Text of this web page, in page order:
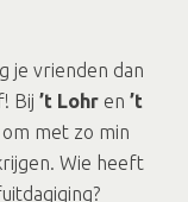
je vrienden dan
Bij ’t Lohr en ’t
met zo min
Wie heeft